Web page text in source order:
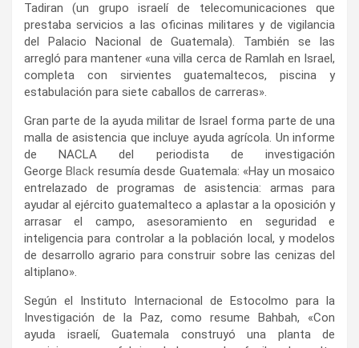
Tadiran (un grupo israelí de telecomunicaciones que
prestaba servicios a las oficinas militares y de vigilancia
del Palacio Nacional de Guatemala). También se las
arregló para mantener «una villa cerca de Ramlah en Israel,
completa con sirvientes guatemaltecos, piscina y
estabulación para siete caballos de carreras».
Gran parte de la ayuda militar de Israel forma parte de una
malla de asistencia que incluye ayuda agrícola. Un informe
de NACLA del periodista de investigación
George Black resumía desde Guatemala: «Hay un mosaico
entrelazado de programas de asistencia: armas para
ayudar al ejército guatemalteco a aplastar a la oposición y
arrasar el campo, asesoramiento en seguridad e
inteligencia para controlar a la población local, y modelos
de desarrollo agrario para construir sobre las cenizas del
altiplano».
Según el Instituto Internacional de Estocolmo para la
Investigación de la Paz, como resume Bahbah, «Con
ayuda israelí, Guatemala construyó una planta de